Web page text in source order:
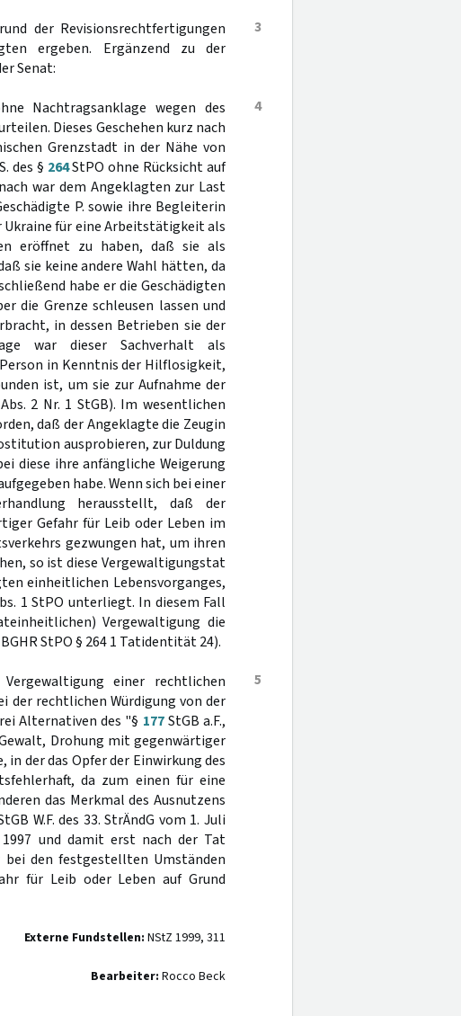
3
der Revisionsrechtfertigungen
ergeben. Ergänzend zu der
Senat:
4
Nachtragsanklage wegen des
Dieses Geschehen kurz nach
Grenzstadt in der Nähe von
des § 264StPO ohne Rücksicht auf
war dem Angeklagten zur Last
P. sowie ihre Begleiterin
Ukraine für eine Arbeitstätigkeit als
eröffnet zu haben, daß sie als
sie keine andere Wahl hätten, da
habe er die Geschädigten
die Grenze schleusen lassen und
in dessen Betrieben sie der
war dieser Sachverhalt als
in Kenntnis der Hilflosigkeit,
ist, um sie zur Aufnahme der
Abs. 2 Nr. 1 StGB). Im wesentlichen
daß der Angeklagte die Zeugin
ausprobieren, zur Duldung
diese ihre anfängliche Weigerung
habe. Wenn sich bei einer
herausstellt, daß der
Gefahr für Leib oder Leben im
gezwungen hat, um ihren
so ist diese Vergewaltigungstat
einheitlichen Lebensvorganges,
1 StPO unterliegt. In diesem Fall
Vergewaltigung die
StPO § 264 1 Tatidentität 24).
5
einer rechtlichen
der rechtlichen Würdigung von der
Alternativen des "§ 177StGB a.F.,
Gewalt, Drohung mit gegenwärtiger
in der das Opfer der Einwirkung des
da zum einen für eine
das Merkmal des Ausnutzens
W.F. des 33. StrÄndG vom 1. Juli
und damit erst nach der Tat
den festgestellten Umständen
für Leib oder Leben auf Grund
Externe Fundstellen: NStZ 1999, 311
Bearbeiter: Rocco Beck